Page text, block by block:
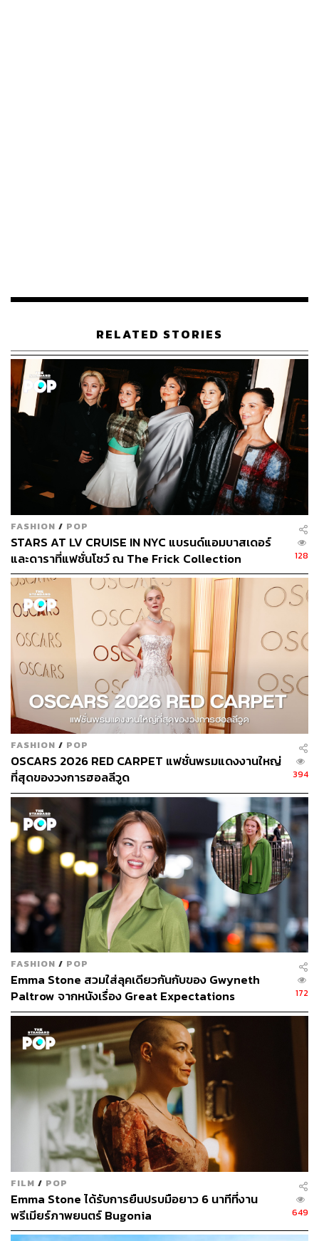
BBC ให้คำจำกัดความThe Favouriteว่า “เป็นภาพยนตร์ที่
ทำท่ีผิด ซึ่งอาจจะทำให้คนที่คาดหวังว่าจะได้ดูหนังดราม่าใน
วังต้องช็อก และมันยังเป็นภาพยนตร์ที่น่าประทับใจอีกด้วย”
The Favouriteจะเข้าฉายที่สหรัฐอเมริกาในเดือนพฤศจิกายน
2018
พิสูจน์อักษร: ภาวิกา ขันติศรีสกุล
Yorgos Lanthimos Emma Stone The Favourite
ABOUT THE AUTHOR
พัชชา พูนพิริยะ
กองบรรณาธิการคัลเจอร์ สำนักข่าว THE
STANDARD
RELATED STORIES
FASHION / POP
STARS AT LV CRUISE IN NYC แบรนด์แอมบาสเดอร์
และดาราที่แฟชั่นโชว์ ณ The Frick Collection
128
FASHION / POP
OSCARS 2026 RED CARPET แฟชั่นพรมแดงงานใหญ่
ที่สุดของวงการฮอลลีวูด
394
FASHION / POP
Emma Stone สวมใส่ลุคเดียวกันกับของ Gwyneth
Paltrow จากหนังเรื่อง Great Expectations
172
FILM / POP
Emma Stone ได้รับการยืนปรบมือยาว 6 นาทีที่งาน
พรีเมียร์ภาพยนตร์ Bugonia
649